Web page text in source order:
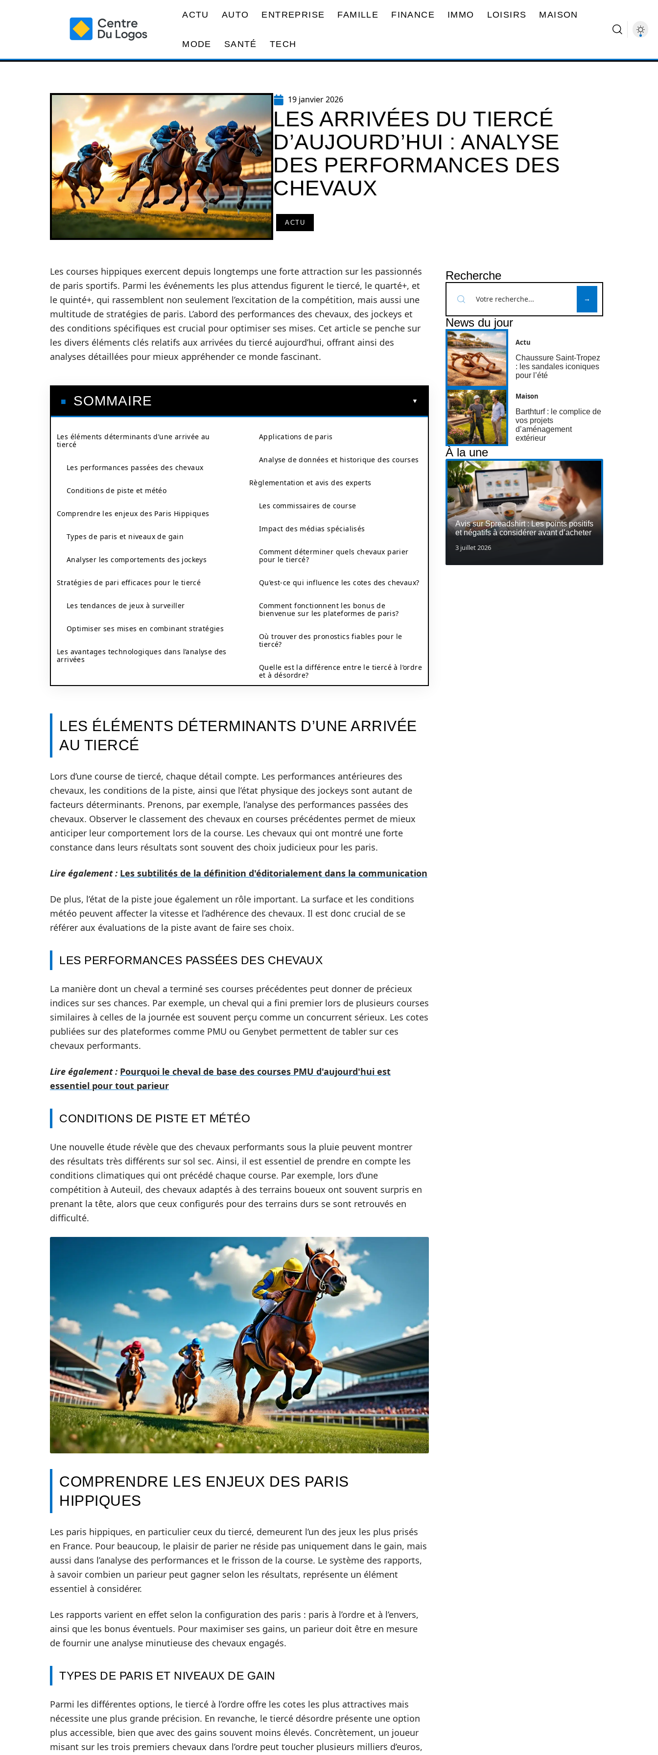
ACTU AUTO ENTREPRISE FAMILLE FINANCE IMMO LOISIRS MAISON
MODE SANTÉ TECH
19 janvier 2026
LES ARRIVÉES DU TIERCÉ
D’AUJOURD’HUI : ANALYSE
DES PERFORMANCES DES
CHEVAUX
ACTU
Les courses hippiques exercent depuis longtemps une forte attraction sur les passionnés
de paris sportifs. Parmi les événements les plus attendus figurent le tiercé, le quarté+, et
le quinté+, qui rassemblent non seulement l’excitation de la compétition, mais aussi une
multitude de stratégies de paris. L’abord des performances des chevaux, des jockeys et
des conditions spécifiques est crucial pour optimiser ses mises. Cet article se penche sur
les divers éléments clés relatifs aux arrivées du tiercé aujourd’hui, offrant ainsi des
analyses détaillées pour mieux appréhender ce monde fascinant.
SOMMAIRE
Les éléments déterminants d’une arrivée au
tiercé
Les performances passées des chevaux
Conditions de piste et météo
Comprendre les enjeux des Paris Hippiques
Types de paris et niveaux de gain
Analyser les comportements des jockeys
Stratégies de pari efficaces pour le tiercé
Les tendances de jeux à surveiller
Optimiser ses mises en combinant stratégies
Les avantages technologiques dans l’analyse des
arrivées
Applications de paris
Analyse de données et historique des courses
Règlementation et avis des experts
Les commissaires de course
Impact des médias spécialisés
Comment déterminer quels chevaux parier
pour le tiercé?
Qu’est-ce qui influence les cotes des chevaux?
Comment fonctionnent les bonus de
bienvenue sur les plateformes de paris?
Où trouver des pronostics fiables pour le
tiercé?
Quelle est la différence entre le tiercé à l’ordre
et à désordre?
LES ÉLÉMENTS DÉTERMINANTS D’UNE ARRIVÉE
AU TIERCÉ
Lors d’une course de tiercé, chaque détail compte. Les performances antérieures des
chevaux, les conditions de la piste, ainsi que l’état physique des jockeys sont autant de
facteurs déterminants. Prenons, par exemple, l’analyse des performances passées des
chevaux. Observer le classement des chevaux en courses précédentes permet de mieux
anticiper leur comportement lors de la course. Les chevaux qui ont montré une forte
constance dans leurs résultats sont souvent des choix judicieux pour les paris.
Lire également : Les subtilités de la définition d'éditorialement dans la communication
De plus, l’état de la piste joue également un rôle important. La surface et les conditions
météo peuvent affecter la vitesse et l’adhérence des chevaux. Il est donc crucial de se
référer aux évaluations de la piste avant de faire ses choix.
LES PERFORMANCES PASSÉES DES CHEVAUX
La manière dont un cheval a terminé ses courses précédentes peut donner de précieux
indices sur ses chances. Par exemple, un cheval qui a fini premier lors de plusieurs courses
similaires à celles de la journée est souvent perçu comme un concurrent sérieux. Les cotes
publiées sur des plateformes comme PMU ou Genybet permettent de tabler sur ces
chevaux performants.
Lire également : Pourquoi le cheval de base des courses PMU d'aujourd'hui est
essentiel pour tout parieur
CONDITIONS DE PISTE ET MÉTÉO
Une nouvelle étude révèle que des chevaux performants sous la pluie peuvent montrer
des résultats très différents sur sol sec. Ainsi, il est essentiel de prendre en compte les
conditions climatiques qui ont précédé chaque course. Par exemple, lors d’une
compétition à Auteuil, des chevaux adaptés à des terrains boueux ont souvent surpris en
prenant la tête, alors que ceux configurés pour des terrains durs se sont retrouvés en
difficulté.
COMPRENDRE LES ENJEUX DES PARIS
HIPPIQUES
Les paris hippiques, en particulier ceux du tiercé, demeurent l’un des jeux les plus prisés
en France. Pour beaucoup, le plaisir de parier ne réside pas uniquement dans le gain, mais
aussi dans l’analyse des performances et le frisson de la course. Le système des rapports,
à savoir combien un parieur peut gagner selon les résultats, représente un élément
essentiel à considérer.
Les rapports varient en effet selon la configuration des paris : paris à l’ordre et à l’envers,
ainsi que les bonus éventuels. Pour maximiser ses gains, un parieur doit être en mesure
de fournir une analyse minutieuse des chevaux engagés.
TYPES DE PARIS ET NIVEAUX DE GAIN
Parmi les différentes options, le tiercé à l’ordre offre les cotes les plus attractives mais
nécessite une plus grande précision. En revanche, le tiercé désordre présente une option
plus accessible, bien que avec des gains souvent moins élevés. Concrètement, un joueur
misant sur les trois premiers chevaux dans l’ordre peut toucher plusieurs milliers d’euros,
Recherche
News du jour
Actu
Chaussure Saint-Tropez
: les sandales iconiques
pour l’été
Maison
Barthturf : le complice de
vos projets
d’aménagement
extérieur
À la une
Avis sur Spreadshirt : Les points positifs
et négatifs à considérer avant d’acheter
3 juillet 2026